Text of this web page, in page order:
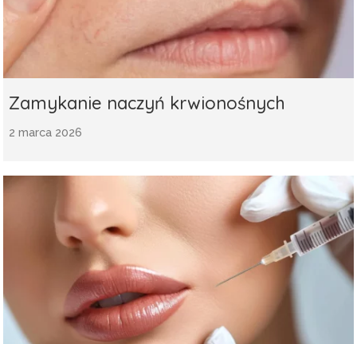
Zamykanie naczyń krwionośnych
2 marca 2026